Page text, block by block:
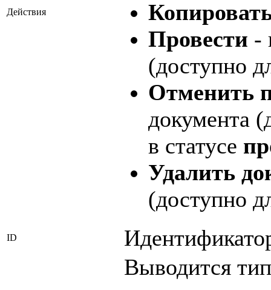
Действия
Провести -
(доступно
Отменить
документа
в статусе
Удалить
(доступно
ID
Выводится